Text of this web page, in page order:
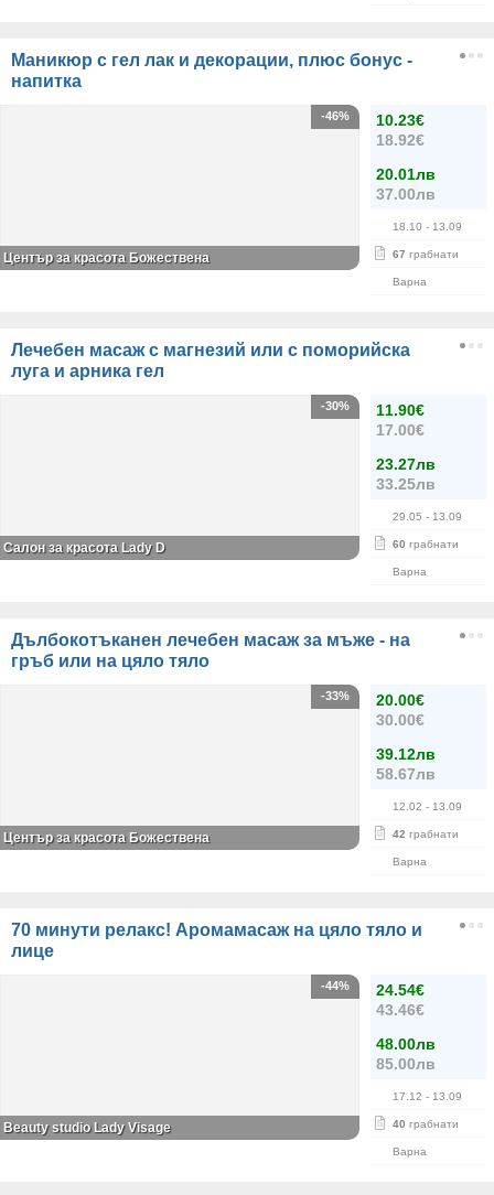
Маникюр с гел лак и декорации, плюс бонус -
напитка
10.23€
18.92€
20.01лв
37.00лв
18.10 - 13.09
67 грабнати
Варна
-46%
Център за красота Божествена
Лечебен масаж с магнезий или с поморийска
луга и арника гел
11.90€
17.00€
23.27лв
33.25лв
29.05 - 13.09
60 грабнати
Варна
-30%
Салон за красота Lady D
Дълбокотъканен лечебен масаж за мъже - на
гръб или на цяло тяло
20.00€
30.00€
39.12лв
58.67лв
12.02 - 13.09
42 грабнати
Варна
-33%
Център за красота Божествена
70 минути релакс! Аромамасаж на цяло тяло и
лице
24.54€
43.46€
48.00лв
85.00лв
17.12 - 13.09
40 грабнати
Варна
-44%
Beauty studio Lady Visage